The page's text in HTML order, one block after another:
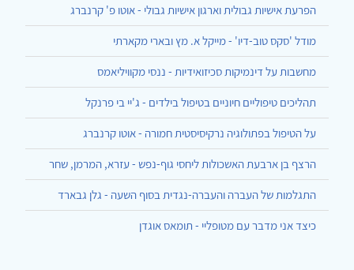
הפרעת אישיות גבולית וארגון אישיות גבולי - אוטו פ' קרנברג
מודל 'סקס טוב-דיו' - מייקל א. מץ ובארי מקארתי
מחשבות על דינמיקות סכיזואידיות - ננסי מקוויליאמס
תהליכים טיפוליים חיוניים בטיפול בילדים - ג'יי בי פרנקל
על הטיפול בפתולוגיה נרקיסיסטית חמורה - אוטו קרנברג
הרצף בן ארבעת האשכולות ליחסי גוף-נפש - עזרא, המרמן, שחר
התגלמות של העברה והעברה-נגדית בסוף השעה - גלן גבארד
כיצד אני מדבר עם מטופליי - תומאס אוגדן